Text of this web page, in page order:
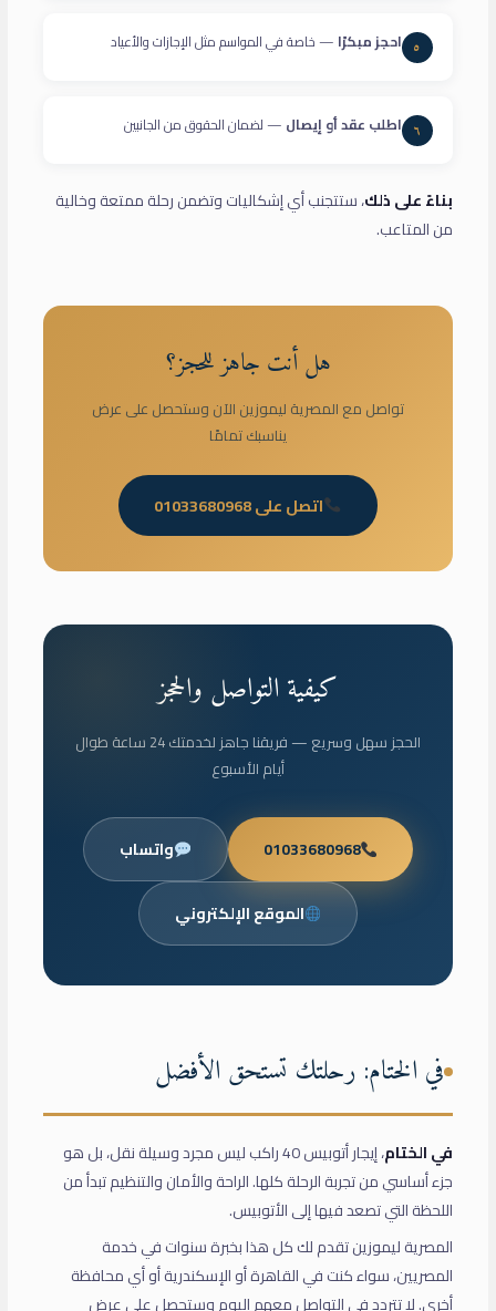
٥ احجز مبكرًا — خاصة في المواسم مثل الإجازات والأعياد
٦ اطلب عقد أو إيصال — لضمان الحقوق من الجانبين
بناءً على ذلك، ستتجنب أي إشكاليات وتضمن رحلة ممتعة وخالية
من المتاعب.
هل أنت جاهز للحجز؟
تواصل مع المصرية ليموزين الآن وستحصل على عرض
يناسبك تمامًا
اتصل على 01033680968
كيفية التواصل والحجز
الحجز سهل وسريع — فريقنا جاهز لخدمتك 24 ساعة طوال
أيام الأسبوع
01033680968 واتساب
الموقع الإلكتروني
في الختام: رحلتك تستحق الأفضل
في الختام
، إيجار أتوبيس 40 راكب ليس مجرد وسيلة نقل، بل هو
جزء أساسي من تجربة الرحلة كلها. الراحة والأمان والتنظيم تبدأ من
اللحظة التي تصعد فيها إلى الأتوبيس.
المصرية ليموزين تقدم لك كل هذا بخبرة سنوات في خدمة
المصريين، سواء كنت في القاهرة أو الإسكندرية أو أي محافظة
أخرى. لا تتردد في التواصل معهم اليوم وستحصل على عرض